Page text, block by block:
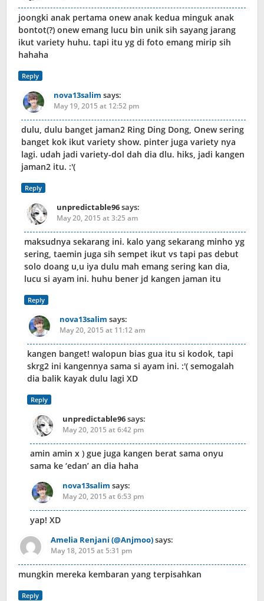
joongki anak pertama onew anak kedua minguk anak
bontot(?) onew emang lucu bin unik sih sayang jarang
ikut variety huhu. tapi itu yg di foto emang mirip sih
hahaha
Reply
nova13salim says:
May 19, 2015 at 12:52 pm
dulu, dulu banget jaman2 Ring Ding Dong, Onew sering
banget kok ikut variety show. pinter juga variety nya
lagi. udah jadi variety-dol dah dia dlu. hiks, jadi kangen
jaman2 itu. :'(
Reply
unpredictable96says:
May 20, 2015 at 3:25 am
maksudnya sekarang ini. kalo yang sekarang minho yg
sering, taemin juga sih sempet ikut vs tapi pas debut
solo doang u,u iya dulu mah emang sering kan dia,
lucu si ayam ini. huhu bener jd kangen jaman itu
Reply
nova13salim says:
May 20, 2015 at 11:12 am
kangen banget! walopun bias gua itu si kodok, tapi
skrg2 ini kangennya sama si ayam ini. :'( semogalah
dia balik kayak dulu lagi XD
Reply
unpredictable96says:
May 20, 2015 at 6:42 pm
amin amin x ) gue juga kangen berat sama onyu
sama ke ‘edan’ an dia haha
nova13salim says:
May 20, 2015 at 6:53 pm
yap! XD
Amelia Renjani (@Anjmoo)says:
May 18, 2015 at 5:31 pm
mungkin mereka kembaran yang terpisahkan
Reply